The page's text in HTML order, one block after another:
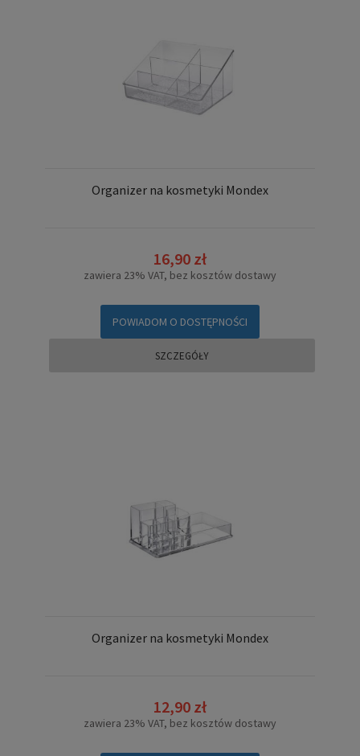
Organizer na kosmetyki Mondex
16,90 zł
zawiera 23% VAT, bez kosztów dostawy
POWIADOM O DOSTĘPNOŚCI
SZCZEGÓŁY
Organizer na kosmetyki Mondex
12,90 zł
zawiera 23% VAT, bez kosztów dostawy